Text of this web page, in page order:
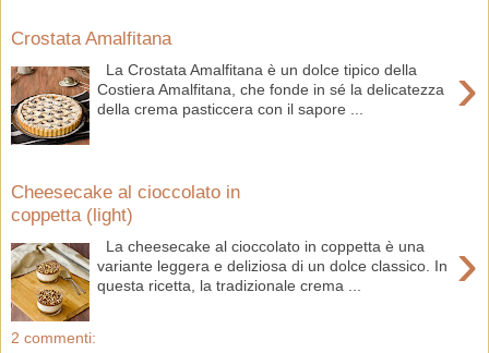
Crostata Amalfitana
›
La Crostata Amalfitana è un dolce tipico della
Costiera Amalfitana, che fonde in sé la delicatezza
della crema pasticcera con il sapore ...
Cheesecake al cioccolato in
coppetta (light)
›
La cheesecake al cioccolato in coppetta è una
variante leggera e deliziosa di un dolce classico. In
questa ricetta, la tradizionale crema ...
2 commenti: